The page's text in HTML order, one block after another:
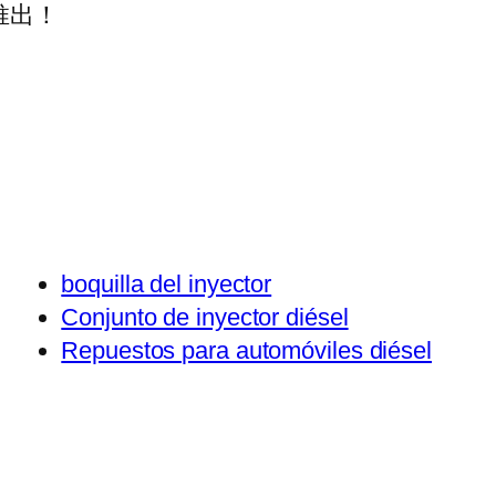
！
boquilla del inyector
Conjunto de inyector diésel
Repuestos para automóviles diésel